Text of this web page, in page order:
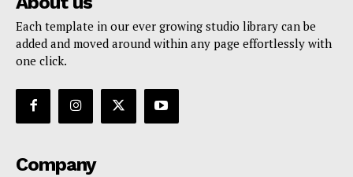
Each template in our ever growing studio library can be
added and moved around within any page effortlessly with
one click.
Company